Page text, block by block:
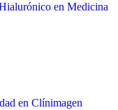
en Medicina
en Clínimagen